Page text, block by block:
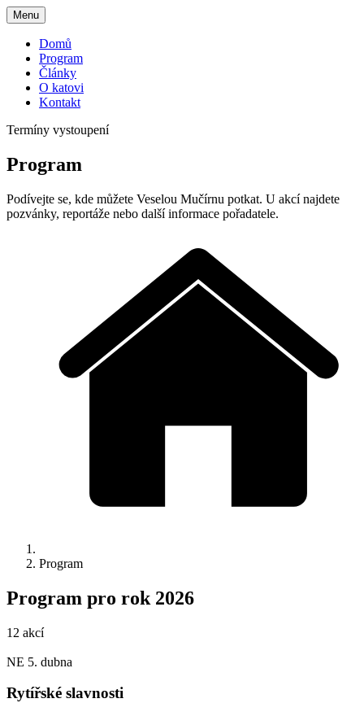
Přejít
na
obsah
Veselá
Mučírna
Menu
Domů
Program
Články
O katovi
Kontakt
Termíny vystoupení
Program
Podívejte se, kde můžete Veselou Mučírnu potkat. U akcí najdete
pozvánky, reportáže nebo další informace pořadatele.
Program
Program pro rok 2026
12 akcí
NE 5. dubna
Rytířské slavnosti